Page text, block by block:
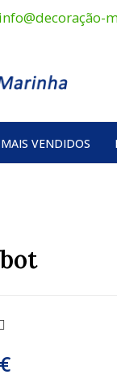
info@decoração-
MAIS VENDIDOS